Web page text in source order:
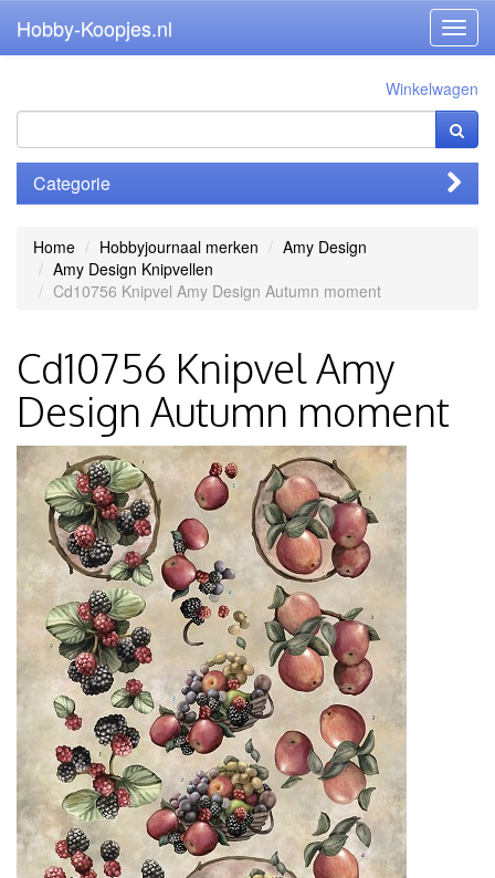
Hobby-Koopjes.nl
Winkelwagen
Categorie
Home Hobbyjournaal merken
Amy Design
Amy Design Knipvellen
Cd10756 Knipvel Amy Design Autumn moment
Cd10756 Knipvel Amy
Design Autumn moment